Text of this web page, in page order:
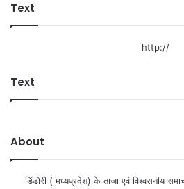
Text
http://
Text
About
डिंडोरी ( मध्यप्रदेश) के ताजा एवं विश्वसनीय